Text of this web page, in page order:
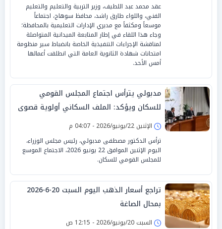
عقد محمد عبد اللطيف، وزير التربية والتعليم والتعليم
الفني، واللواء طارق راشد، محافظ سوهاج، اجتماعاً
موسعاً ومكثفاً مع مديري الإدارات التعليمية بالمحافظة؛
وجاء هذا اللقاء في إطار المتابعة الميدانية المتواصلة
لمناقشة الإجراءات التنفيذية الخاصة بانضباط سير منظومة
امتحانات شهادة الثانوية العامة التي انطلقت أعمالها
أمس الأحد.
مدبولي يترأس اجتماع المجلس القومي
للسكان ويؤكد: الملف السكاني أولوية قصوى
للحكومة
الإثنين 22/يونيو/2026 - 04:07 م
ترأس الدكتور مصطفى مدبولي، رئيس مجلس الوزراء،
اليوم الإثنين الموافق 22 يونيو 2026، الاجتماع الموسع
للمجلس القومي للسكان.
تراجع أسعار الذهب اليوم السبت 20-6-2026
بمحال الصاغة
السبت 20/يونيو/2026 - 12:15 ص